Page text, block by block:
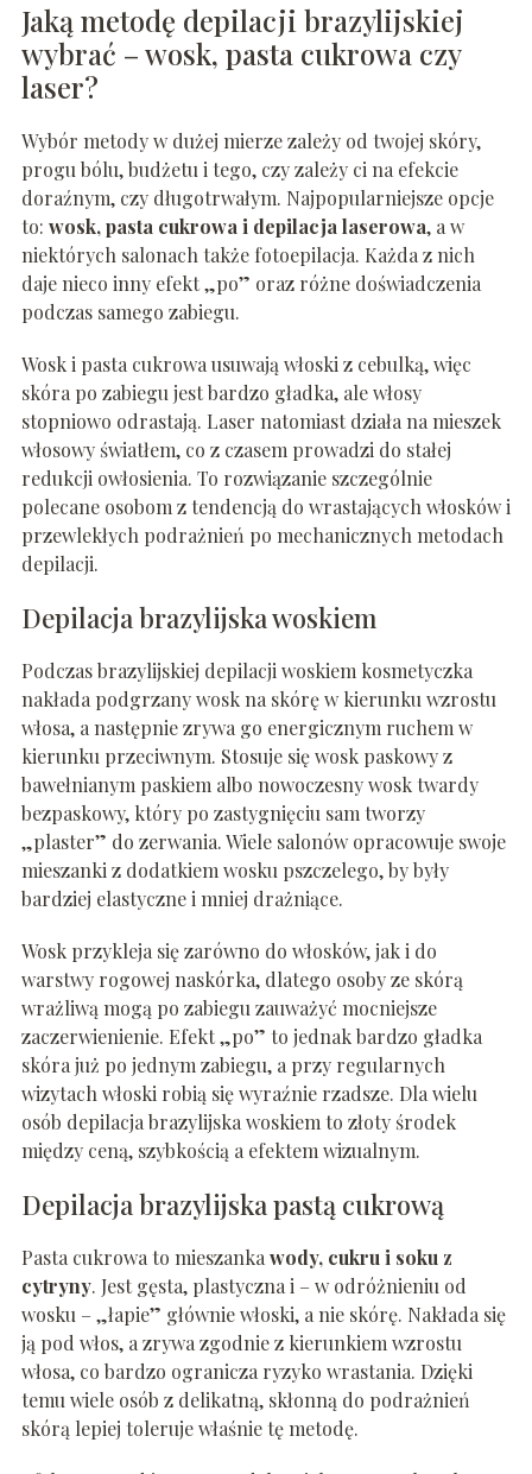
Jaką metodę depilacji brazylijskiej
wybrać – wosk, pasta cukrowa czy
laser?
Wybór metody w dużej mierze zależy od twojej skóry,
progu bólu, budżetu i tego, czy zależy ci na efekcie
doraźnym, czy długotrwałym. Najpopularniejsze opcje
to: wosk, pasta cukrowa i depilacja laserowa, a w
niektórych salonach także fotoepilacja. Każda z nich
daje nieco inny efekt „po” oraz różne doświadczenia
podczas samego zabiegu.
Wosk i pasta cukrowa usuwają włoski z cebulką, więc
skóra po zabiegu jest bardzo gładka, ale włosy
stopniowo odrastają. Laser natomiast działa na mieszek
włosowy światłem, co z czasem prowadzi do stałej
redukcji owłosienia. To rozwiązanie szczególnie
polecane osobom z tendencją do wrastających włosków i
przewlekłych podrażnień po mechanicznych metodach
depilacji.
Depilacja brazylijska woskiem
Podczas brazylijskiej depilacji woskiem kosmetyczka
nakłada podgrzany wosk na skórę w kierunku wzrostu
włosa, a następnie zrywa go energicznym ruchem w
kierunku przeciwnym. Stosuje się wosk paskowy z
bawełnianym paskiem albo nowoczesny wosk twardy
bezpaskowy, który po zastygnięciu sam tworzy
„plaster” do zerwania. Wiele salonów opracowuje swoje
mieszanki z dodatkiem wosku pszczelego, by były
bardziej elastyczne i mniej drażniące.
Wosk przykleja się zarówno do włosków, jak i do
warstwy rogowej naskórka, dlatego osoby ze skórą
wrażliwą mogą po zabiegu zauważyć mocniejsze
zaczerwienienie. Efekt „po” to jednak bardzo gładka
skóra już po jednym zabiegu, a przy regularnych
wizytach włoski robią się wyraźnie rzadsze. Dla wielu
osób depilacja brazylijska woskiem to złoty środek
między ceną, szybkością a efektem wizualnym.
Depilacja brazylijska pastą cukrową
Pasta cukrowa to mieszankawody, cukru i soku z
cytryny. Jest gęsta, plastyczna i – w odróżnieniu od
wosku – „łapie” głównie włoski, a nie skórę. Nakłada się
ją pod włos, a zrywa zgodnie z kierunkiem wzrostu
włosa, co bardzo ogranicza ryzyko wrastania. Dzięki
temu wiele osób z delikatną, skłonną do podrażnień
skórą lepiej toleruje właśnie tę metodę.